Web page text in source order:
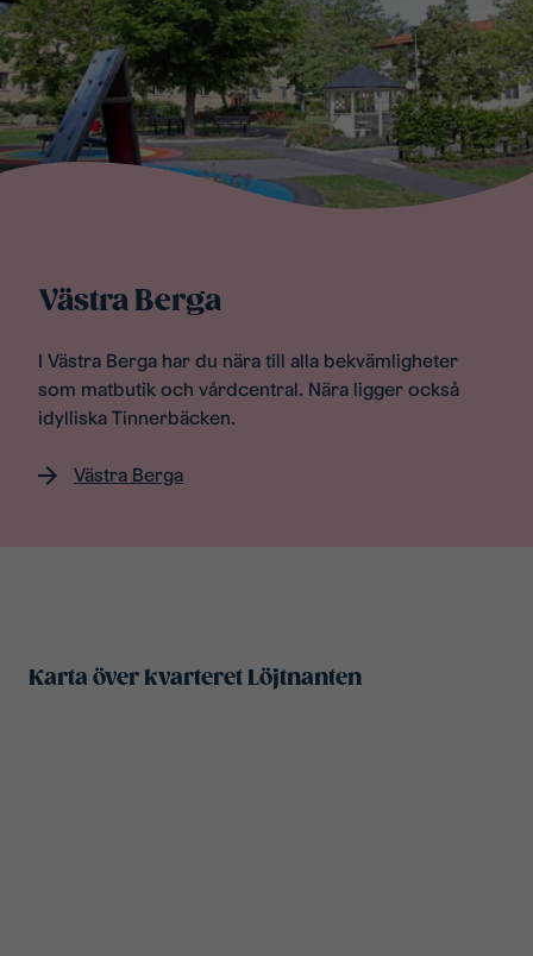
Västra Berga
I Västra Berga har du nära till alla bekvämligheter
som matbutik och vårdcentral. Nära ligger också
idylliska Tinnerbäcken.
Västra Berga
Karta över kvarteret Löjtnanten